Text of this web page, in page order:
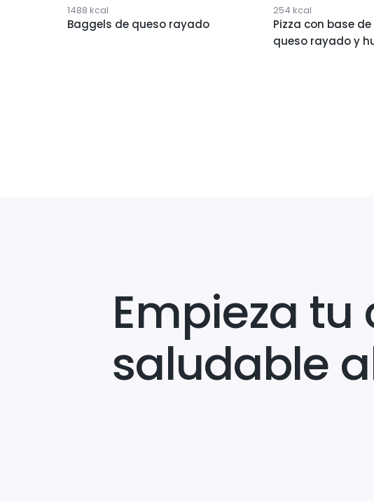
1488 kcal
Baggels de queso rayado
254 kcal
Pizza con base
queso rayado y
Empieza
saludable